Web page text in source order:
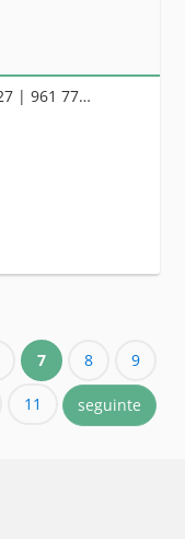
Gesarrenda | 214 572 127 | 961 778 684
7 8 9
11 seguinte